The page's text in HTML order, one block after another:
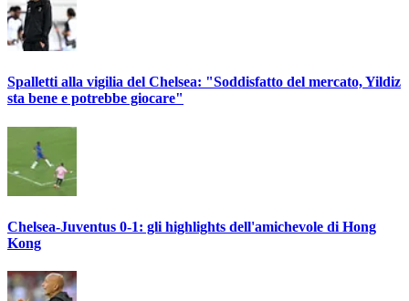
Spalletti alla vigilia del Chelsea: "Soddisfatto del mercato, Yildiz
sta bene e potrebbe giocare"
Chelsea-Juventus 0-1: gli highlights dell'amichevole di Hong
Kong